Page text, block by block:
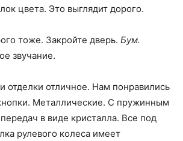
цвета. Это выглядит дорого.
тоже. Закройте дверь. Бум.
звучание.
отделки отличное. Нам понравились
Металлические. С пружинным
в виде кристалла. Все под
рулевого колеса имеет